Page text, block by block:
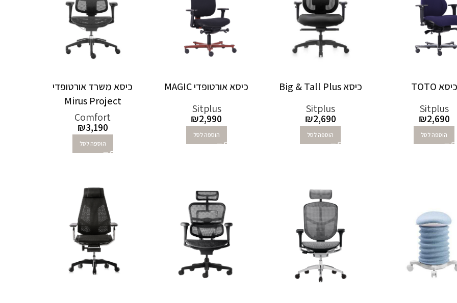
כיסא TOTO
Sitplus
₪2,690
הוספה לסל
כיסא Big & Tall Plus
Sitplus
₪2,690
הוספה לסל
כיסא אורטופדי MAGIC
Sitplus
₪2,990
הוספה לסל
כיסא משרד אורטופדי
Mirus Project
Comfort
₪3,190
הוספה לסל